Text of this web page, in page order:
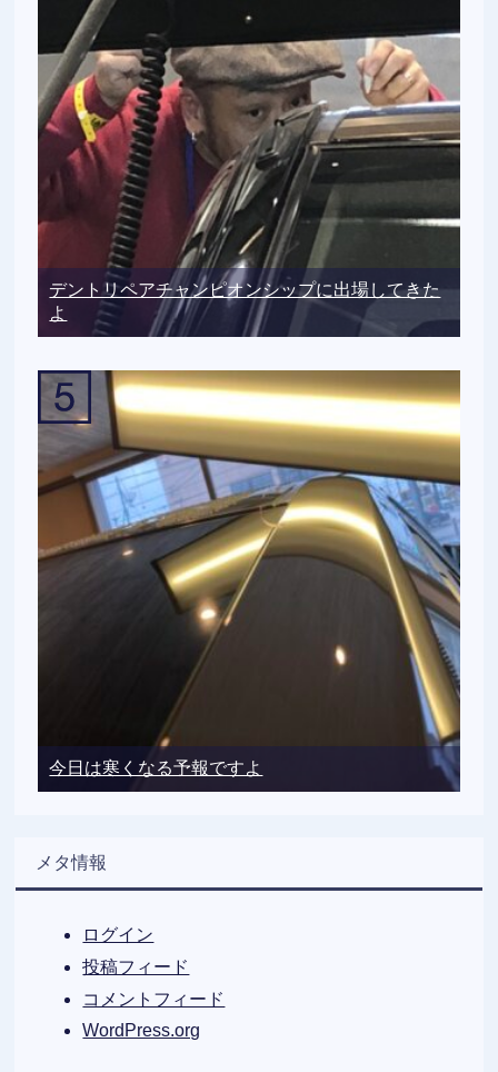
デントリペアチャンピオンシップに出場してきた
よ
今日は寒くなる予報ですよ
メタ情報
ログイン
投稿フィード
コメントフィード
WordPress.org